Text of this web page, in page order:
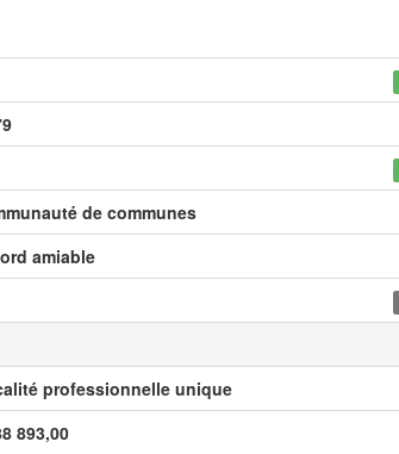
de communes
amiable
professionnelle unique
893,00